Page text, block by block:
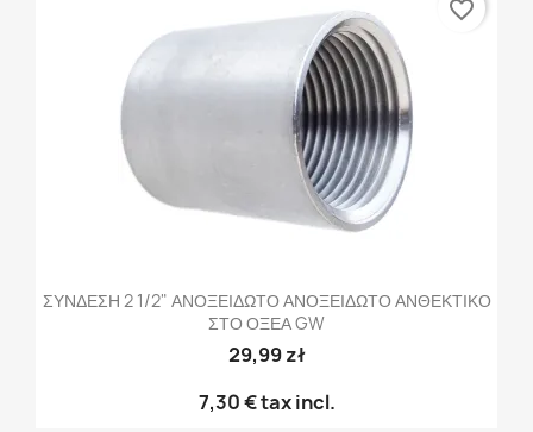
ΣΥΝΔΕΣΗ 2 1/2" ΑΝΟΞΕΙΔΩΤΟ ΑΝΟΞΕΙΔΩΤΟ ΑΝΘΕΚΤΙΚΟ
ΣΤΟ ΟΞΕΑ GW
29,99 zł
7,30 €tax incl.
favorite_border